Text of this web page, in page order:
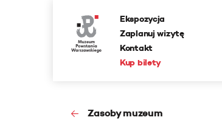
Ekspozycja
Zaplanuj wizytę
Kontakt
Kup bilety
Zasoby muzeum